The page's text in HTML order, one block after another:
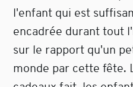
l'enfant qui est
encadrée durant tout
sur le rapport qu'un
monde par cette fête.